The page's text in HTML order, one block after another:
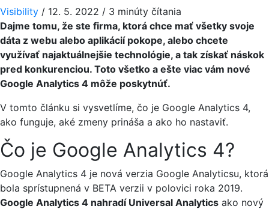
Visibility / 12. 5. 2022 / 3 minúty čítania
Dajme tomu, že ste firma, ktorá chce mať všetky svoje
dáta z webu alebo aplikácií pokope, alebo chcete
využívať najaktuálnejšie technológie, a tak získať náskok
pred konkurenciou. Toto všetko a ešte viac vám nové
Google Analytics 4 môže poskytnúť.
V tomto článku si vysvetlíme, čo je Google Analytics 4,
ako funguje, aké zmeny prináša a ako ho nastaviť.
Čo je Google Analytics 4?
Google Analytics 4 je nová verzia Google Analyticsu, ktorá
bola sprístupnená v BETA verzii v polovici roka 2019.
Google Analytics 4 nahradí Universal Analytics ako nový